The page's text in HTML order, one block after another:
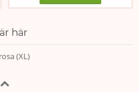
här
(XL)